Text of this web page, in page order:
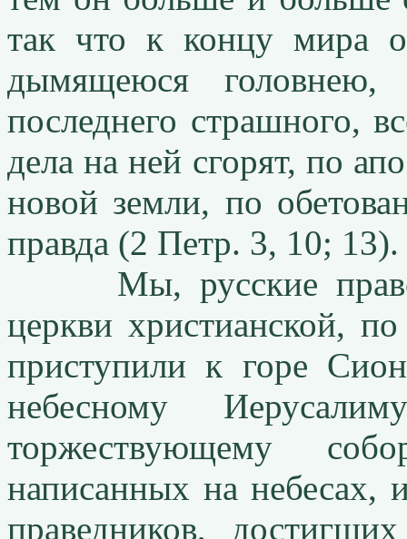
так что к концу мира
дымящеюся головнею,
последнего страшного,
дела на ней сгорят, по
новой земли, по
правда (2 Петр. 3, 10; 13).
Мы, русские
церкви христианской,
приступили к горе
небесному
торжествующему
написанных на небесах,
праведников,